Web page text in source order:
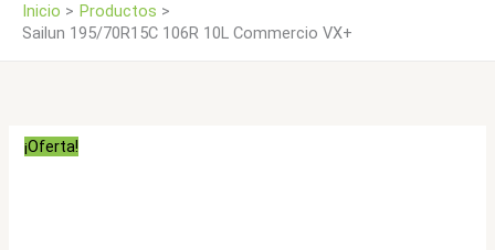
Inicio
Productos
Sailun 195/70R15C 106R 10L Commercio VX+
¡Oferta!